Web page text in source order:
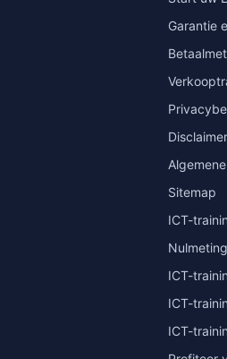
Garantie
Disclaimer
Sitemap
ICT-
ICT-
ICT-
ICT-